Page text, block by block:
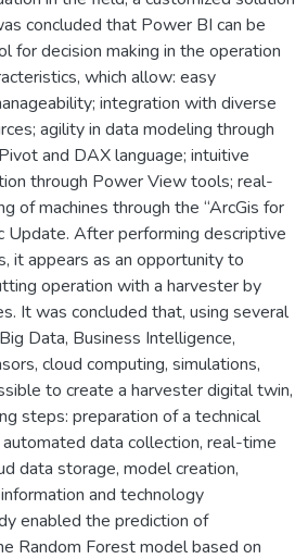
concluded that Power BI can be
for decision making in the operation
which allow: easy
integration with diverse
agility in data modeling through
and DAX language; intuitive
through Power View tools; real-
of machines through the “ArcGis for
Update. After performing descriptive
it appears as an opportunity to
operation with a harvester by
It was concluded that, using several
Data, Business Intelligence,
cloud computing, simulations,
to create a harvester digital twin,
steps: preparation of a technical
data collection, real-time
data storage, model creation,
and technology
enabled the prediction of
Random Forest model based on